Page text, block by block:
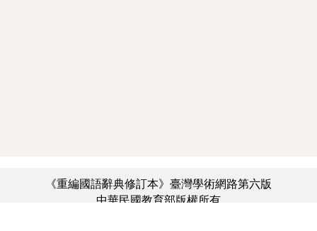
《重編國語辭典修訂本》臺灣學術網路第六版
中華民國教育部版權所有